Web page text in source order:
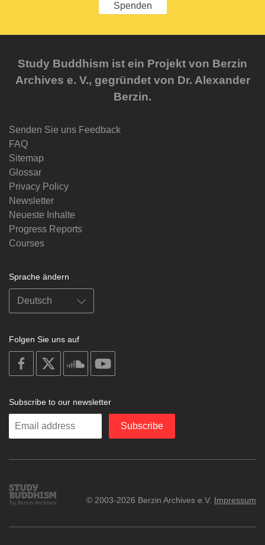
Spenden
Study Buddhism ist ein Projekt von Berzin
Archives e. V., gegründet von Dr. Alexander
Berzin.
Senden Sie uns Feedback
FAQ
Sitemap
Glossar
Privacy Policy
Newsletter
Neueste Inhalte
Progress Reports
Courses
Sprache ändern
Folgen Sie uns auf
on
facebook
soundcloud
Subscribe to our newsletter
Enter
Subscribe
Study
Buddhism
© 2003-2026 Berzin Archives e.V. Impressum